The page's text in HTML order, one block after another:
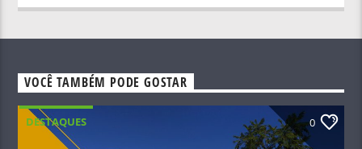
VOCÊ TAMBÉM PODE GOSTAR
DESTAQUES 0